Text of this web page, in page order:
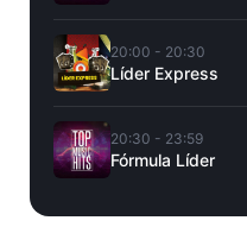
20:00 - 20:30
Líder Express
20:30 - 23:59
Fórmula Líder